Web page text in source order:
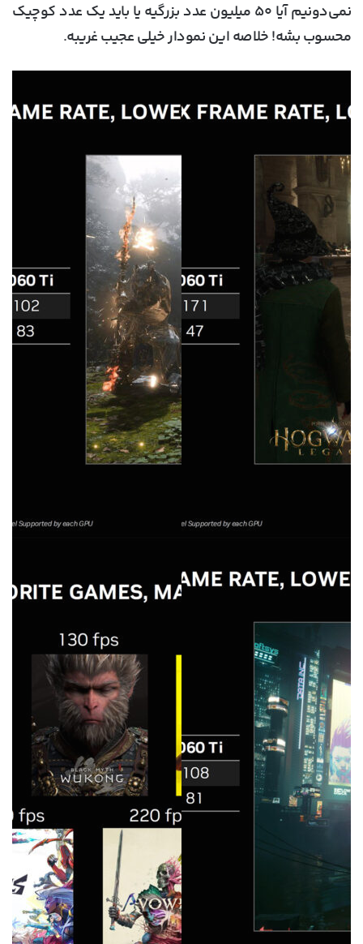
نمی‌دونیم آیا ۵۰ میلیون عدد بزرگیه یا باید یک عدد کوچیک
محسوب بشه! خلاصه این نمودار خیلی عجیب غریبه.